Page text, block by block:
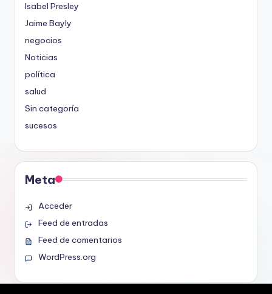
Isabel Presley
Jaime Bayly
negocios
Noticias
política
salud
Sin categoría
sucesos
Meta
Acceder
Feed de entradas
Feed de comentarios
WordPress.org